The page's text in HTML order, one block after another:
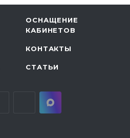
ОСНАЩЕНИЕ
КАБИНЕТОВ
КОНТАКТЫ
СТАТЬИ